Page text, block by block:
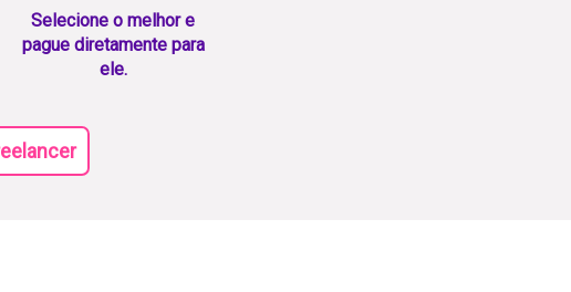
Selecione o melhor e
pague diretamente para
ele.